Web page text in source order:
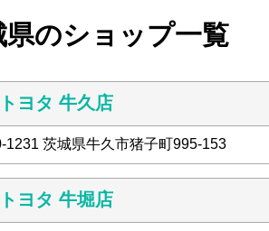
県のショップ一覧
ヨタ 牛久店
1231 茨城県牛久市猪子町995-153
ヨタ 牛堀店